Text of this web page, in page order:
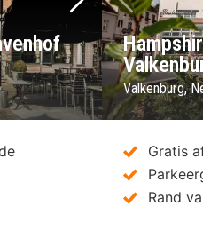
Volgende foto
Vorige
Valkenburg,
Gratis
Rand